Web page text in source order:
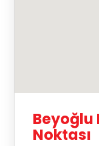
Beyoğlu
Noktası